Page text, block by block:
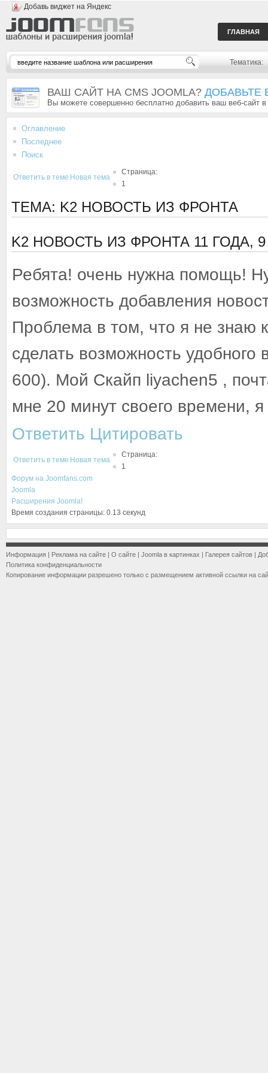
Добавь виджет на Яндекс
ГЛАВНАЯ
Тематика:
ВАШ САЙТ НА CMS JOOMLA? ДОБАВЬТЕ
Вы можете совершенно бесплатно добавить ваш веб-сайт
Оглавление
Последнее
Поиск
Ответить в теме Новая тема
Страница:
1
ТЕМА: K2 НОВОСТЬ ИЗ ФРОНТА
K2 НОВОСТЬ ИЗ ФРОНТА 11 ГОДА,
Ребята! очень нужна помощь!
возможность добавления
Проблема в том, что я не знаю
сделать возможность удобного
600). Мой Скайп liyachen5 ,
мне 20 минут своего времени, я
Ответить Цитировать
Ответить в теме Новая тема
Страница:
1
Форум на Joomfans.com
Joomla
Расширения Joomla!
Время создания страницы: 0.13 секунд
Информация | Реклама на сайте | О сайте | Joomla в картинках | Галерея сайтов |
Политика конфиденциальности
Копирование информации разрешено только с размещением активной ссылки на